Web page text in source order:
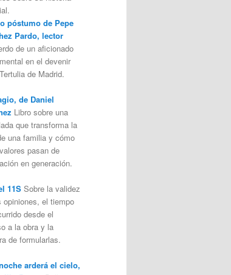
póstumo de Pepe
Pardo, lector
de un aficionado
en el devenir
de Madrid.
de Daniel
Libro sobre una
que transforma la
una familia y cómo
pasan de
en generación.
11SSobre la validez
opiniones, el tiempo
desde el
a la obra y la
de formularlas.
arderá el cielo,